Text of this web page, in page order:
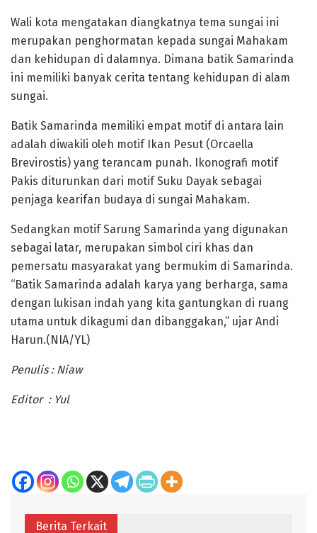
Wali kota mengatakan diangkatnya tema sungai ini
merupakan penghormatan kepada sungai Mahakam
dan kehidupan di dalamnya. Dimana batik Samarinda
ini memiliki banyak cerita tentang kehidupan di alam
sungai.
Batik Samarinda memiliki empat motif di antara lain
adalah diwakili oleh motif Ikan Pesut (Orcaella
Brevirostis) yang terancam punah. Ikonografi motif
Pakis diturunkan dari motif Suku Dayak sebagai
penjaga kearifan budaya di sungai Mahakam.
Sedangkan motif Sarung Samarinda yang digunakan
sebagai latar, merupakan simbol ciri khas dan
pemersatu masyarakat yang bermukim di Samarinda.
“Batik Samarinda adalah karya yang berharga, sama
dengan lukisan indah yang kita gantungkan di ruang
utama untuk dikagumi dan dibanggakan,” ujar Andi
Harun.(NIA/YL)
Penulis : Niaw
Editor : Yul
Berita Terkait